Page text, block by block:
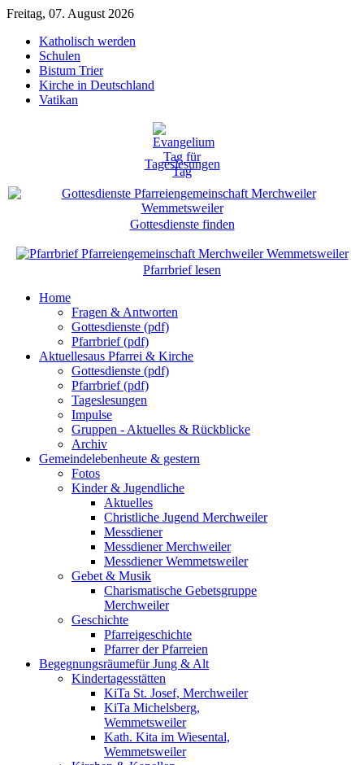
Freitag, 07. August 2026
Katholisch werden
Schulen
Bistum Trier
Kirche in Deutschland
Vatikan
Tageslesungen
Gottesdienste finden
Pfarrbrief lesen
Home
Fragen & Antworten
Gottesdienste (pdf)
Pfarrbrief (pdf)
Aktuellesaus Pfarrei & Kirche
Gottesdienste (pdf)
Pfarrbrief (pdf)
Tageslesungen
Impulse
Gruppen - Aktuelles & Rückblicke
Archiv
Gemeindelebenheute & gestern
Fotos
Kinder & Jugendliche
Aktuelles
Christliche Jugend Merchweiler
Messdiener
Messdiener Merchweiler
Messdiener Wemmetsweiler
Gebet & Musik
Charismatische Gebetsgruppe
Merchweiler
Geschichte
Pfarreigeschichte
Pfarrer der Pfarreien
Begegnungsräumefür Jung & Alt
Kindertagesstätten
KiTa St. Josef, Merchweiler
KiTa Michelsberg,
Wemmetsweiler
Kath. Kita im Wiesental,
Wemmetsweiler